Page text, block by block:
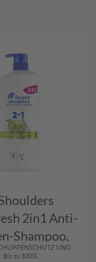
2in1 Anti-
Shampoo,
UND
zu 100%...